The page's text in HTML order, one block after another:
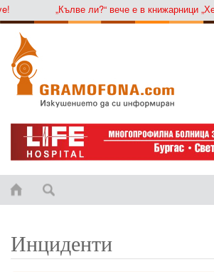
„Кълве ли?“ вече е в книжарници „Хеликон“
Инциденти